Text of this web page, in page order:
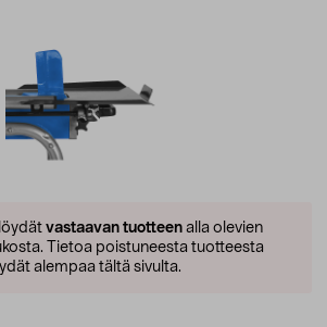
vastaavan tuotteenalla olevien
Tietoa poistuneesta tuotteesta
alempaa tältä sivulta.